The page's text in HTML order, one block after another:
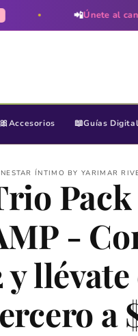
📲 Únete al canal de
🎀Accesorios 📖Guías
ÍNTIMO BY YARIMAR
Pack
-
y llévate
a